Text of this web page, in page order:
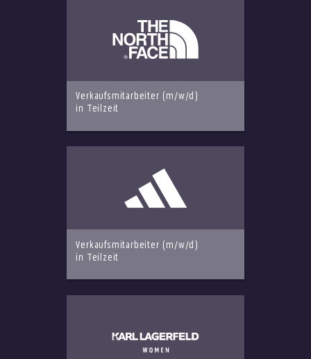
Verkaufsmitarbeiter (m/w/d)
in Teilzeit
Verkaufsmitarbeiter (m/w/d)
in Teilzeit